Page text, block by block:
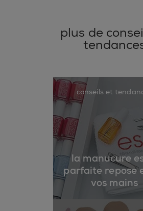
plus de
conseils et
la manucure
parfaite repose
vos mains